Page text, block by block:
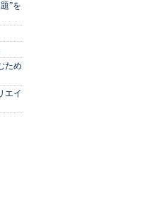
”を
ため
エイ